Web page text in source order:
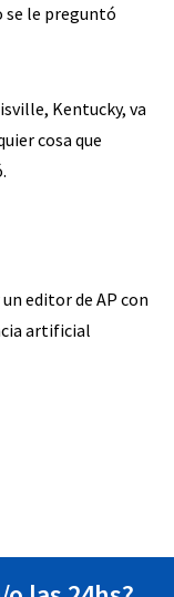
se le preguntó
Kentucky, va
cosa que
editor de AP con
artificial